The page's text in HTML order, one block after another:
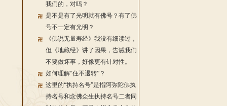
我们的，对吗？
是不是有了光明就有佛号？有了佛
号不一定有光明？
《佛说无量寿经》我没有细读过，
但《地藏经》讲了因果，告诫我们
不要做坏事，好像更有针对性。
如何理解“住不退转”？
这里的“执持名号”是指阿弥陀佛执
持名号和念佛众生执持名号二者同